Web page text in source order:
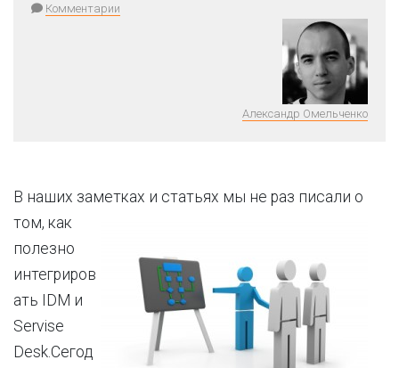
Комментарии
Александр Омельченко
В наших заметках и статьях мы не раз писали о
том, как
полезно
интегриров
ать IDM и
Servise
Desk.Сегод